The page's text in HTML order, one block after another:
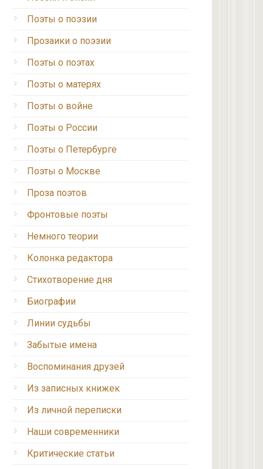
Поэты о поэзии
Прозаики о поэзии
Поэты о поэтах
Поэты о матерях
Поэты о войне
Поэты о России
Поэты о Петербурге
Поэты о Москве
Проза поэтов
Фронтовые поэты
Немного теории
Колонка редактора
Стихотворение дня
Биографии
Линии судьбы
Забытые имена
Воспоминания друзей
Из записных книжек
Из личной переписки
Наши современники
Критические статьи